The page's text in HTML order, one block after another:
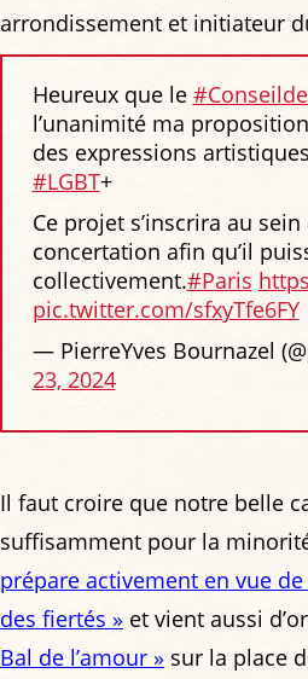
arrondissement et initiateur
Heureux que le
l’unanimité ma
des expressions
#LGBT+
Ce projet s’inscrira au sein
concertation afin qu’il
collectivement.#Paris
pic.twitter.com/sfxyTfe6FY
— PierreYves Bournazel
23, 2024
Il faut croire que notre belle
suffisamment pour la
prépare activement en vue
des fiertés » et vient aussi
Bal de l’amour » sur la place